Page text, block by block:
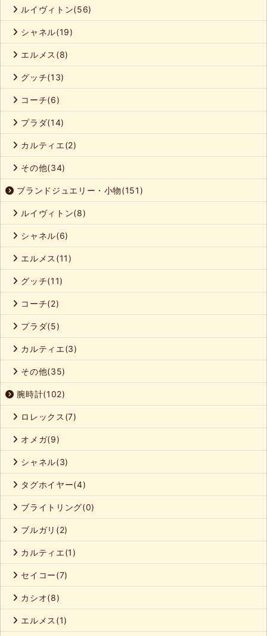
ルイヴィトン(56)
シャネル(19)
エルメス(8)
グッチ(13)
コーチ(6)
プラダ(14)
カルティエ(2)
その他(34)
ブランドジュエリー・小物(151)
ルイヴィトン(8)
シャネル(6)
エルメス(11)
グッチ(11)
コーチ(2)
プラダ(5)
カルティエ(3)
その他(35)
腕時計(102)
ロレックス(7)
オメガ(9)
シャネル(3)
タグホイヤー(4)
ブライトリング(0)
ブルガリ(2)
カルティエ(1)
セイコー(7)
カシオ(8)
エルメス(1)